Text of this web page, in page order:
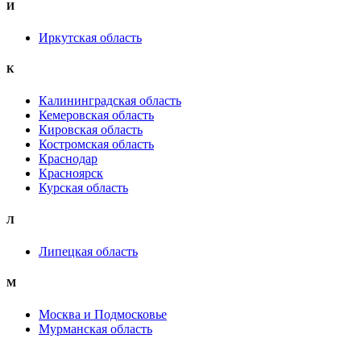
И
Иркутская область
К
Калининградская область
Кемеровская область
Кировская область
Костромская область
Краснодар
Красноярск
Курская область
Л
Липецкая область
М
Москва и Подмосковье
Мурманская область